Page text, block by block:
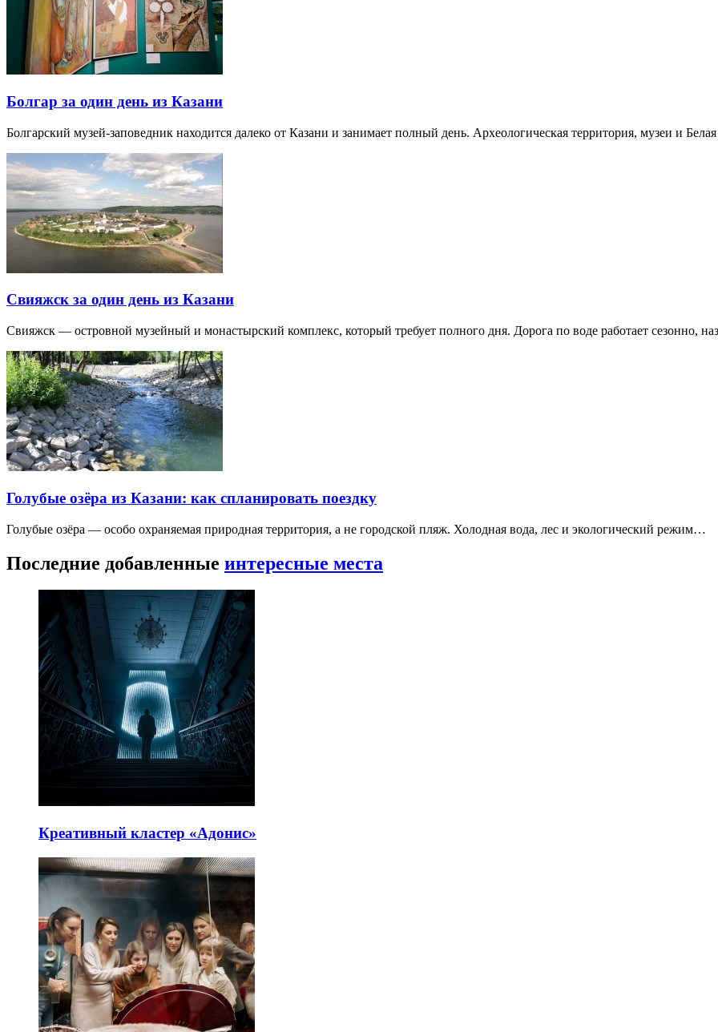
Болгар за один день из Казани
Болгарский музей-заповедник находится далеко от Казани и занимает полный день. Археологическая территория, музеи и
Свияжск за один день из Казани
Свияжск — островной музейный и монастырский комплекс, который требует полного дня. Дорога по воде работает сезонно,
Голубые озёра из Казани: как спланировать поездку
Голубые озёра — особо охраняемая природная территория, а не городской пляж. Холодная вода, лес и экологический режим…
Последние добавленные интересные места
Креативный кластер «Адонис»